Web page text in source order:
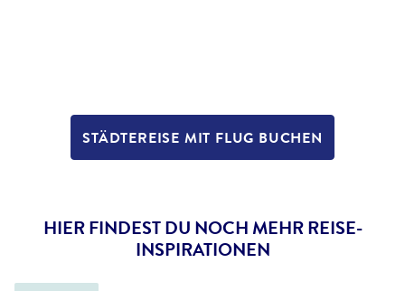
STÄDTEREISE MIT FLUG BUCHEN
HIER FINDEST DU NOCH MEHR REISE-
INSPIRATIONEN